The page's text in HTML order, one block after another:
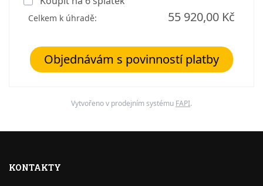
Celkem k úhradě: 55 920,00 Kč
Objednávám s povinností platby
Vytvořeno v prodejním systému FAPI.
KONTAKTY